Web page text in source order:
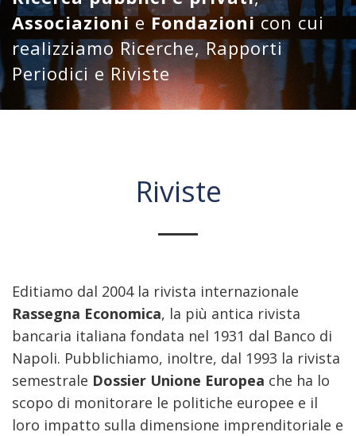
AssociazionieFondazionicon cui
realizziamo Ricerche, Rapporti
Periodici e Riviste
Riviste
Editiamo dal 2004 la rivista internazionale
Rassegna Economica, la più antica rivista
bancaria italiana fondata nel 1931 dal Banco di
Napoli. Pubblichiamo, inoltre, dal 1993 la rivista
semestrale Dossier Unione Europea che ha lo
scopo di monitorare le politiche europee e il
loro impatto sulla dimensione imprenditoriale e